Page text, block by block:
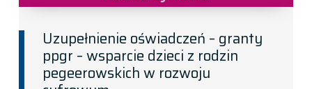
Uzupełnienie oświadczeń – granty
ppgr – wsparcie dzieci z rodzin
pegeerowskich w rozwoju